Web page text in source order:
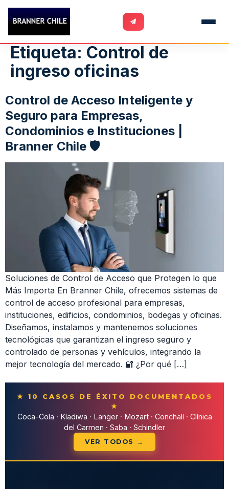
Etiqueta: Control de
ingreso oficinas
Control de Acceso Inteligente y
Seguro para Empresas,
Condominios e Instituciones |
Branner Chile 🛡️
Soluciones de Control de Acceso que Protegen lo que
Más Importa En Branner Chile, ofrecemos sistemas de
control de acceso profesional para empresas,
instituciones, edificios, condominios, bodegas y oficinas.
Diseñamos, instalamos y mantenemos soluciones
tecnológicas que garantizan el ingreso seguro y
controlado de personas y vehículos, integrando la
mejor tecnología del mercado. 🔐 ¿Por qué […]
★ 10 CASOS DE ÉXITO DOCUMENTADOS
★
Coca-Cola · Kladiwa · Langer · Mozart · Conchalí · Clínica
del Carmen · Saba · Schindler
VER TODOS →